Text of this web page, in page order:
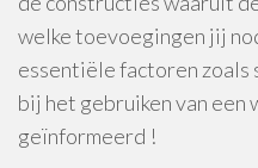
welke toevoegingen jij
essentiële factoren zoals
bij het gebruiken van een
geïnformeerd !